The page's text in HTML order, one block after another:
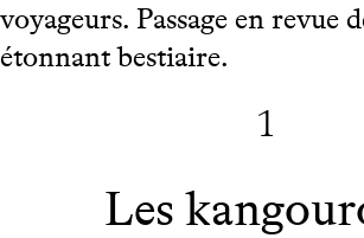
voyageurs. Passage en revue
étonnant bestiaire.
1
Les